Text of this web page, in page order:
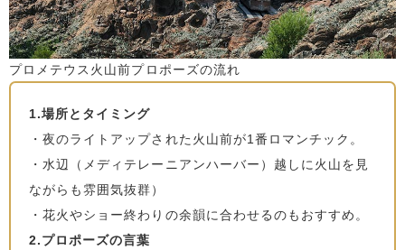
プロメテウス火山前プロポーズの流れ
1.場所とタイミング
・夜のライトアップされた火山前が1番ロマンチック。
・水辺（メディテレーニアンハーバー）越しに火山を見
ながらも雰囲気抜群）
・花火やショー終わりの余韻に合わせるのもおすすめ。
2.プロポーズの言葉